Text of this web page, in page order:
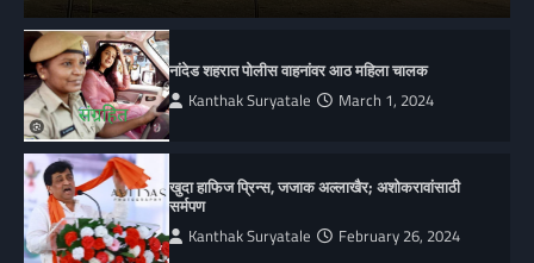
नांदेड शहरात पोलीस वाहनांवर आठ महिला चालक
Kanthak Suryatale March 1, 2024
खुदा हाफिज प्रिन्स, जजाक अल्लाखैर; अशोकरावांसाठी
सर्मपण
Kanthak Suryatale February 26, 2024